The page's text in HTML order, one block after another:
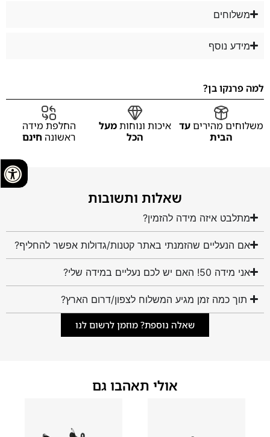
משלוחים
מידע נוסף
למה פרנקו בן?
משלוחים מהיריםעד
הבית
איכות ונוחותמעל
הכל
החלפת מידה
ראשונה חינם
שאלות ותשובות
מתלבט איזה מידה להזמין?
אם הנעליים שהזמנתי באתר קטנות/גדולות אפשר להחליף?
אני מידה 50! האם יש לכם נעליים במידה שלי?
תוך כמה זמן מגיע המשלוח לצפון/דרום הארץ?
שאלה נוספת? מוזמן לרשום לנו
אולי תאהבו גם